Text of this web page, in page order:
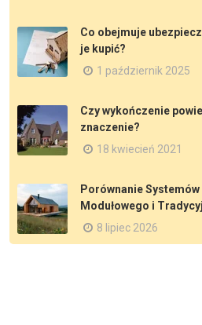
Co obejmuje
je kupić?
1 październik 2025
Czy wykończenie
znaczenie?
18 kwiecień 2021
Porównanie
Modułowego i
8 lipiec 2026